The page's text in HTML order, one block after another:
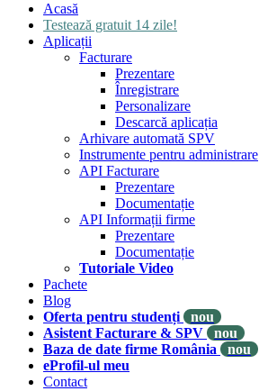
Acasă
Testează gratuit 14 zile!
Aplicații
Facturare
Prezentare
Înregistrare
Personalizare
Descarcă aplicația
Arhivare automată SPV
Instrumente pentru administrare
API Facturare
Prezentare
Documentație
API Informații firme
Prezentare
Documentație
Tutoriale Video
Pachete
Blog
Oferta pentru studenți
nou
Asistent Facturare & SPV
nou
Baza de date firme România
nou
eProfil-ul meu
Contact